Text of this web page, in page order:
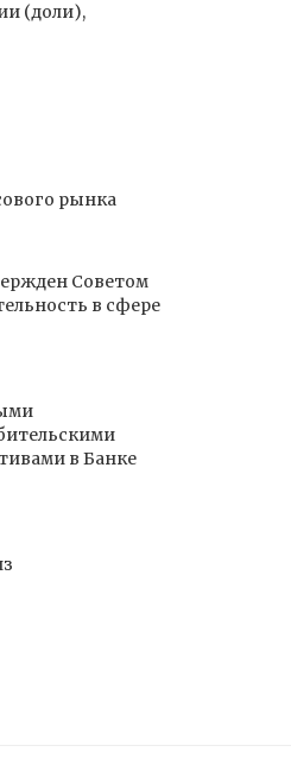
(доли),
рынка
Советом
в сфере
в Банке